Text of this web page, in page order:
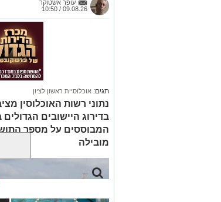
עופר אשטוקר
09.08.26 / 10:50
תגים: אוכלוסיית ראשון לציון
נתוני רשות האוכלוסין
בדירוג היישובים
המבוססים על מספר
מובילה